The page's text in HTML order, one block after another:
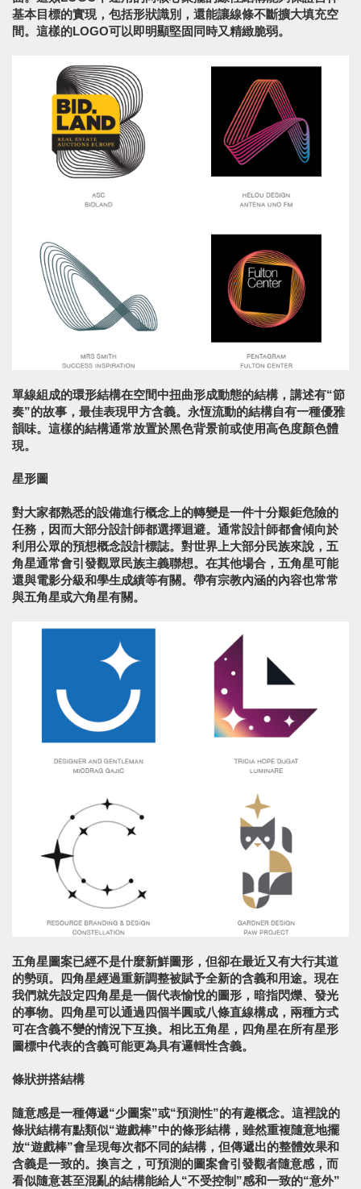
基本目標的實現，包括形狀識別，還能讓線條不斷擴大填充空
間。這樣的LOGO可以即明顯堅固同時又精緻脆弱。
單線組成的環形結構在空間中扭曲形成動態的結構，講述有“節
奏”的故事，最佳表現甲方含義。永恆流動的結構自有一種優雅
韻味。這樣的結構通常放置於黑色背景前或使用高色度顏色體
現。
星形圖
對大家都熟悉的設備進行概念上的轉變是一件十分艱鉅危險的
任務，因而大部分設計師都選擇迴避。通常設計師都會傾向於
利用公眾的預想概念設計標誌。對世界上大部分民族來說，五
角星通常會引發觀眾民族主義聯想。在其他場合，五角星可能
還與電影分級和學生成績等有關。帶有宗教內涵的內容也常常
與五角星或六角星有關。
五角星圖案已經不是什麼新鮮圖形，但卻在最近又有大行其道
的勢頭。四角星經過重新調整被賦予全新的含義和用途。現在
我們就先設定四角星是一個代表愉悅的圖形，暗指閃爍、發光
的事物。四角星可以通過四個半圓或八條直線構成，兩種方式
可在含義不變的情況下互換。相比五角星，四角星在所有星形
圖標中代表的含義可能更為具有邏輯性含義。
條狀拼搭結構
隨意感是一種傳遞“少圖案”或“預測性”的有趣概念。這裡說的
條狀結構有點類似“遊戲棒”中的條形結構，雖然重複隨意地擺
放“遊戲棒”會呈現每次都不同的結構，但傳遞出的整體效果和
含義是一致的。換言之，可預測的圖案會引發觀者隨意感，而
看似隨意甚至混亂的結構能給人“不受控制”感和一致的“意外”